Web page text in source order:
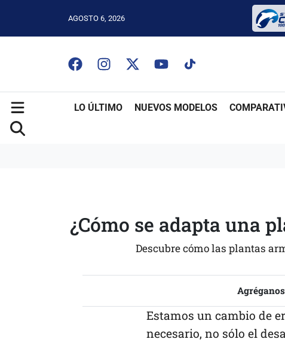
AGOSTO 6, 2026
LO ÚLTIMO NUEVOS MODELOS
¿Cómo se adapta una
Descubre cómo las plantas
Estamos un cambio de
necesario, no sólo el